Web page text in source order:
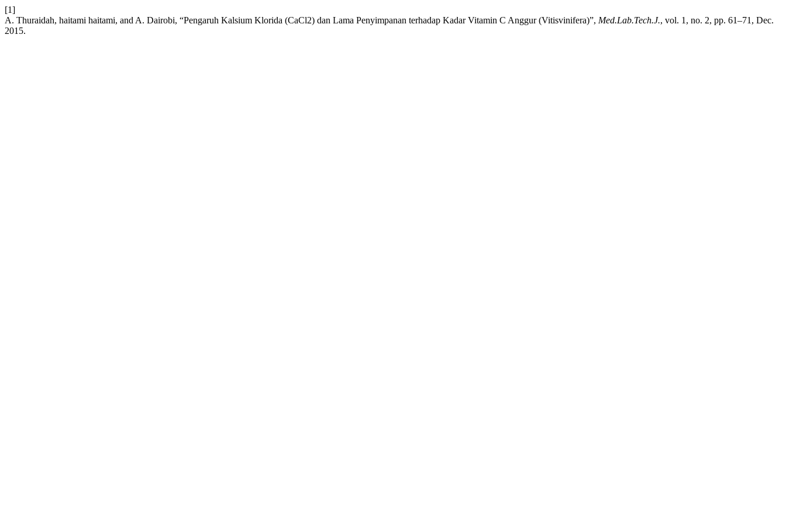
[1]
A. Thuraidah, haitami haitami, and A. Dairobi, “Pengaruh Kalsium Klorida (CaCl2) dan Lama Penyimpanan terhadap Kadar Vitamin C Anggur (Vitisvinifera)”, Med.Lab.Tech.J., vol. 1, no. 2, pp. 61–71, Dec.
2015.